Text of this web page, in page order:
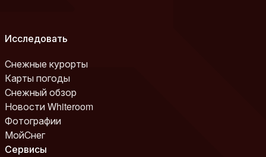
Исследовать
Снежные курорты
Карты погоды
Снежный обзор
Новости Whiteroom
Фотографии
МойСнег
Сервисы